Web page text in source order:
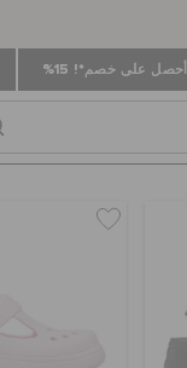
على خصم*! 15%